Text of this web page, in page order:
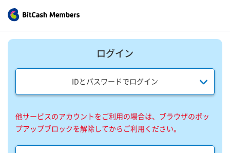
ログイン
IDとパスワードでログイン
他サービスのアカウントをご利用の場合は、ブラウザのポッ
プアップブロックを解除してからご利用ください。